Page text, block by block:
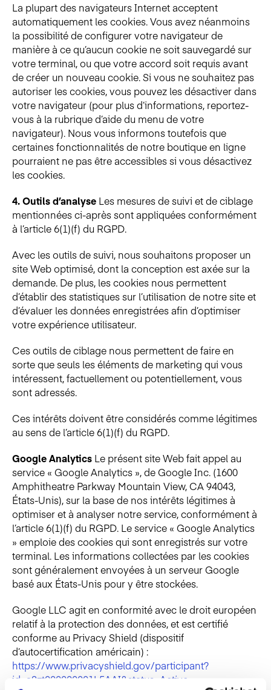
La plupart des navigateurs Internet acceptent
automatiquement les cookies. Vous avez néanmoins
la possibilité de configurer votre navigateur de
manière à ce qu’aucun cookie ne soit sauvegardé sur
votre terminal, ou que votre accord soit requis avant
de créer un nouveau cookie. Si vous ne souhaitez pas
autoriser les cookies, vous pouvez les désactiver dans
votre navigateur (pour plus d’informations, reportez-
vous à la rubrique d’aide du menu de votre
navigateur). Nous vous informons toutefois que
certaines fonctionnalités de notre boutique en ligne
pourraient ne pas être accessibles si vous désactivez
les cookies.
4. Outils d’analyse Les mesures de suivi et de ciblage
mentionnées ci-après sont appliquées conformément
à l’article 6(1)(f) du RGPD.
Avec les outils de suivi, nous souhaitons proposer un
site Web optimisé, dont la conception est axée sur la
demande. De plus, les cookies nous permettent
d’établir des statistiques sur l’utilisation de notre site et
d’évaluer les données enregistrées afin d’optimiser
votre expérience utilisateur.
Ces outils de ciblage nous permettent de faire en
sorte que seuls les éléments de marketing qui vous
intéressent, factuellement ou potentiellement, vous
sont adressés.
Ces intérêts doivent être considérés comme légitimes
au sens de l’article 6(1)(f) du RGPD.
Google Analytics Le présent site Web fait appel au
service « Google Analytics », de Google Inc. (1600
Amphitheatre Parkway Mountain View, CA 94043,
États-Unis), sur la base de nos intérêts légitimes à
optimiser et à analyser notre service, conformément à
l’article 6(1)(f) du RGPD. Le service « Google Analytics
» emploie des cookies qui sont enregistrés sur votre
terminal. Les informations collectées par les cookies
sont généralement envoyées à un serveur Google
basé aux États-Unis pour y être stockées.
Google LLC agit en conformité avec le droit européen
relatif à la protection des données, et est certifié
conforme au Privacy Shield (dispositif
d’autocertification américain) :
https://www.privacyshield.gov/participant?
id=a2zt000000001L5AAI&status=Active